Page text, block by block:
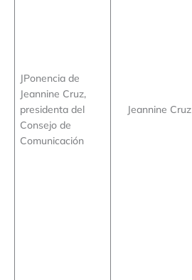
JPonencia de
Jeannine Cruz,
presidenta del
Consejo de
Comunicación
Jeannine Cruz